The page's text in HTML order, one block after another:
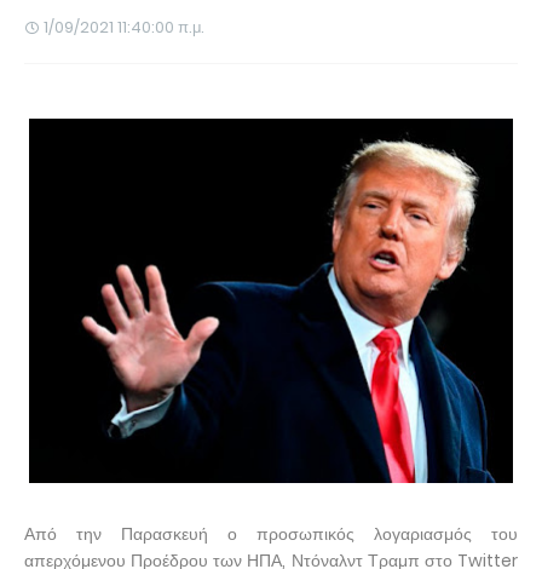
1/09/2021 11:40:00 π.μ.
Από την Παρασκευή ο προσωπικός λογαριασμός του
απερχόμενου Προέδρου των ΗΠΑ, Ντόναλντ Τραμπ στο Twitter